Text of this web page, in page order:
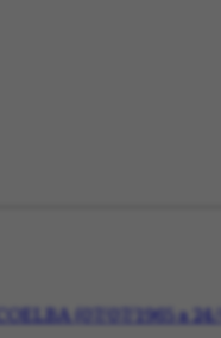
(07/07/1965 a